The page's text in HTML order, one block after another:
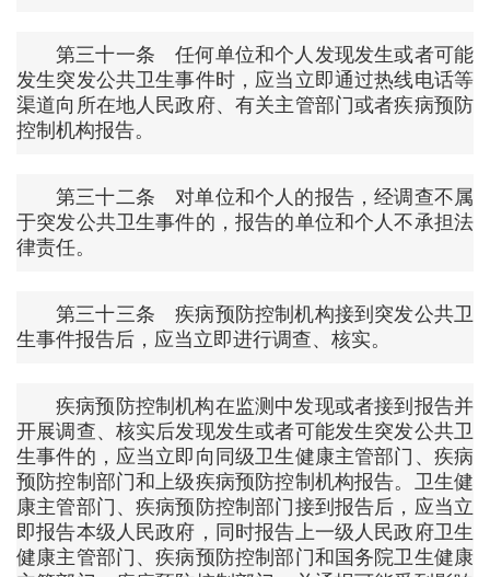
第三十一条 任何单位和个人发现发生或者可能
发生突发公共卫生事件时，应当立即通过热线电话等
渠道向所在地人民政府、有关主管部门或者疾病预防
控制机构报告。
第三十二条 对单位和个人的报告，经调查不属
于突发公共卫生事件的，报告的单位和个人不承担法
律责任。
第三十三条 疾病预防控制机构接到突发公共卫
生事件报告后，应当立即进行调查、核实。
疾病预防控制机构在监测中发现或者接到报告并
开展调查、核实后发现发生或者可能发生突发公共卫
生事件的，应当立即向同级卫生健康主管部门、疾病
预防控制部门和上级疾病预防控制机构报告。卫生健
康主管部门、疾病预防控制部门接到报告后，应当立
即报告本级人民政府，同时报告上一级人民政府卫生
健康主管部门、疾病预防控制部门和国务院卫生健康